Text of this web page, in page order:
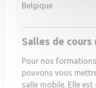
Belgique
Salles de cours
Pour nos
pouvons vous
salle mobile. Elle